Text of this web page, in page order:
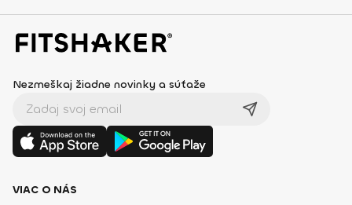
Nezmeškaj žiadne novinky a súťaže
VIAC O NÁS